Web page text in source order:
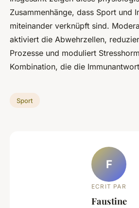
Zusammenhänge, dass Sport und
miteinander verknüpft sind.
aktiviert die Abwehrzellen,
Prozesse und moduliert
Kombination, die die
Sport
F
ECRIT PAR
Faustine